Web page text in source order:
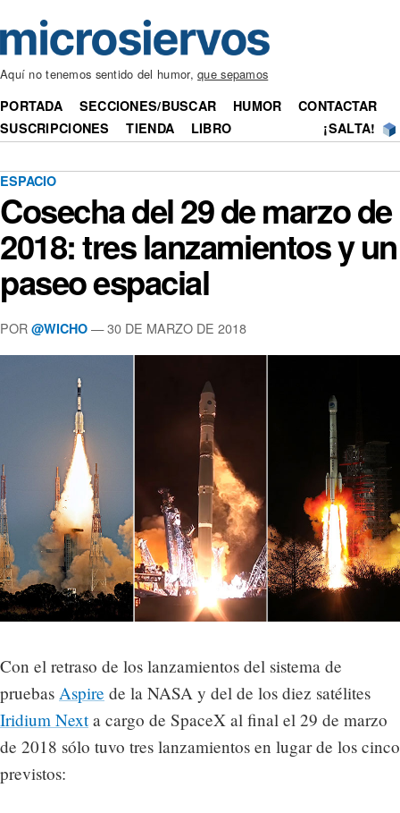
Aquí no tenemos sentido del humor,que sepamos
PORTADA SECCIONES/BUSCAR HUMOR
CONTACTAR
SUSCRIPCIONES
TIENDA LIBRO ¡SALTA!
ESPACIO
Cosecha del 29 de marzo de
2018: tres lanzamientos y un
paseo espacial
POR @WICHO — 30 DE MARZO DE 2018
Con el retraso de los lanzamientos del sistema de
pruebas Aspire de la NASA y del de los diez satélites
Iridium Nexta cargo de SpaceX al final el 29 de marzo
de 2018 sólo tuvo tres lanzamientos en lugar de los cinco
previstos: